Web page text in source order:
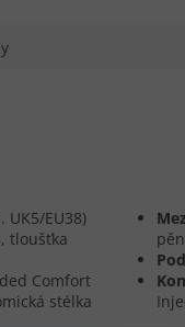
UK5/EU38)
tloušťka
Comfort
stélka